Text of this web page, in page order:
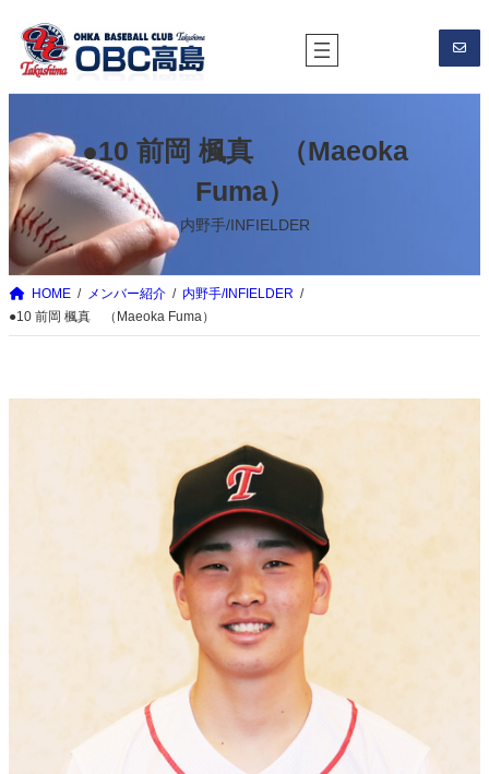
を
ス
ッ
プ
●10 前岡 楓真 （Maeoka
Fuma）
内野手/INFIELDER
HOME メンバー紹介
内野手/INFIELDER
●10 前岡 楓真 （Maeoka Fuma）